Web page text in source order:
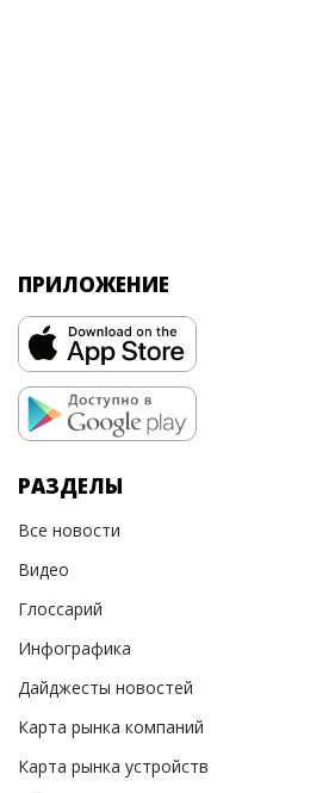
ПРИЛОЖЕНИЕ
РАЗДЕЛЫ
Все новости
Видео
Глоссарий
Инфографика
Дайджесты новостей
Карта рынка компаний
Карта рынка устройств